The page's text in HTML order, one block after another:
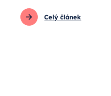
Celý článek